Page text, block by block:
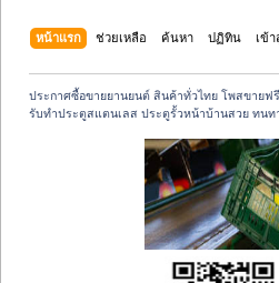
หน้าแรก ช่วยเหลือ ค้นหา ปฏิทิน เข้
ประกาศซื้อขายยานยนต์ สินค้าทั่วไทย โพสขายฟรี
รับทำประตูสแตนเลส ประตูรั้วหน้าบ้านสวย ทน